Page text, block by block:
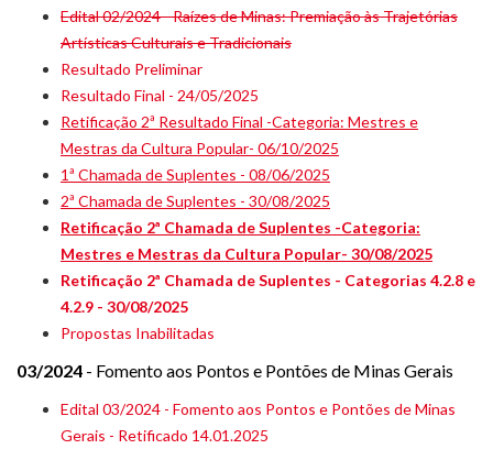
Edital 02/2024 - Raízes de Minas: Premiação às Trajetórias
Artísticas Culturais e Tradicionais
Resultado Preliminar
Resultado Final - 24/05/2025
Retificação 2ª Resultado Final -Categoria: Mestres e
Mestras da Cultura Popular- 06/10/2025
1ª Chamada de Suplentes - 08/06/2025
2ª Chamada de Suplentes - 30/08/2025
Retificação 2ª Chamada de Suplentes -Categoria:
Mestres e Mestras da Cultura Popular- 30/08/2025
Retificação 2ª Chamada de Suplentes - Categorias 4.2.8 e
4.2.9 - 30/08/2025
Propostas Inabilitadas
03/2024 - Fomento aos Pontos e Pontões de Minas Gerais
Edital 03/2024 - Fomento aos Pontos e Pontões de Minas
Gerais - Retificado 14.01.2025